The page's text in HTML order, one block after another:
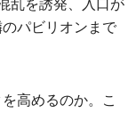
乱を誘発、入口が
パビリオンまで
高めるのか。こ